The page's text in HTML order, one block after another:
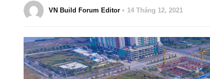
VN Build Forum Editor 14 Tháng 12, 2021